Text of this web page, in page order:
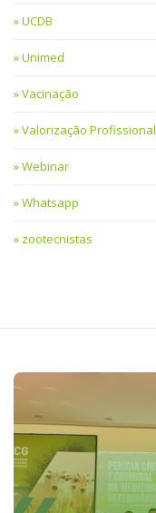
UCDB
Unimed
Vacinação
Valorização Profissional
Webinar
Whatsapp
zootecnistas